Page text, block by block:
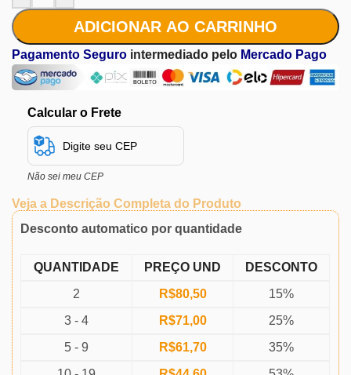
ADICIONAR AO CARRINHO
Pagamento Seguro intermediado pelo Mercado Pago
Calcular o Frete
Não sei meu CEP
Veja a Descrição Completa do Produto
Desconto automatico por quantidade
QUANTIDADE PREÇO UND
DESCONTO
2
R$80,50
15%
3 - 4
R$71,00
25%
5 - 9
R$61,70
35%